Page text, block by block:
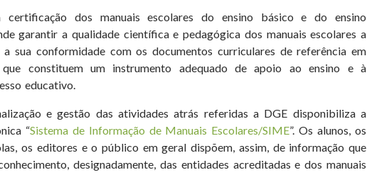
dos manuais escolares do ensino básico e do ensino
garantir a qualidade científica e pedagógica dos manuais escolares a
a sua conformidade com os documentos curriculares de referência em
constituem um instrumento adequado de apoio ao ensino e à
educativo.
e gestão das atividades atrás referidas a DGE disponibiliza a
“Sistema de Informação de Manuais Escolares/SIME”. Os alunos, os
os editores e o público em geral dispõem, assim, de informação que
designadamente, das entidades acreditadas e dos manuais